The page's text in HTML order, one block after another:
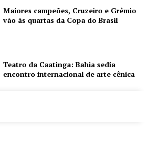
Maiores campeões, Cruzeiro e Grêmio
vão às quartas da Copa do Brasil
Teatro da Caatinga: Bahia sedia
encontro internacional de arte cênica